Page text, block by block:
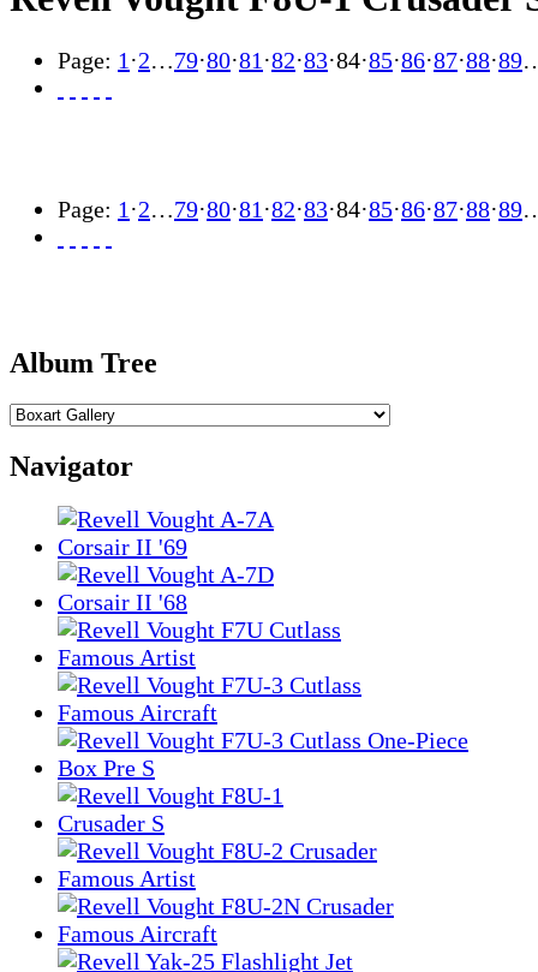
Page: 1 ·2…79·80·81 ·82·83·84·85·86·87·88·89
Page: 1 ·2…79·80·81 ·82·83·84·85·86·87·88·89
Album Tree
Navigator